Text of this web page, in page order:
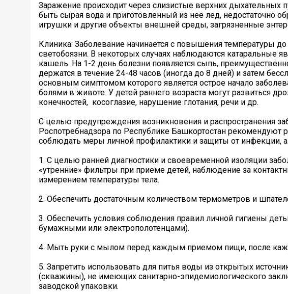
Заражение происходит через слизистые верхних
быть сырая вода и приготовленный из нее лед, недостаточно
игрушки и другие объекты внешней среды, загрязненные
Клиника: Заболевание начинается с повышения температуры
светобоязни. В некоторых случаях наблюдаются катаральные
кашель. На 1-2 день болезни появляется сыпь,
держатся в течение 24-48 часов (иногда до 8 дней) и затем
основным симптомом которого является острое начало
болями в животе. У детей раннего возраста могут развиться
конечностей, косоглазие, нарушение глотания, речи и др.
С целью предупреждения возникновения и распространения
Роспотребнадзора по Республике Башкортостан рекомендуют
соблюдать меры личной профилактики и защиты от инфекции,
1. С целью ранней диагностики и своевременной изоляции
«утренние» фильтры при приеме детей, наблюдение за
измерением температуры тела.
2. Обеспечить достаточным количеством термометров и
3. Обеспечить условия соблюдения правил личной гигиены
бумажными или электрополотенцами).
4. Мыть руки с мылом перед каждым приемом пищи, после
5. Запретить использовать для питья воды из открытых
(скважины), не имеющих санитарно-эпидемиологического
заводской упаковки.